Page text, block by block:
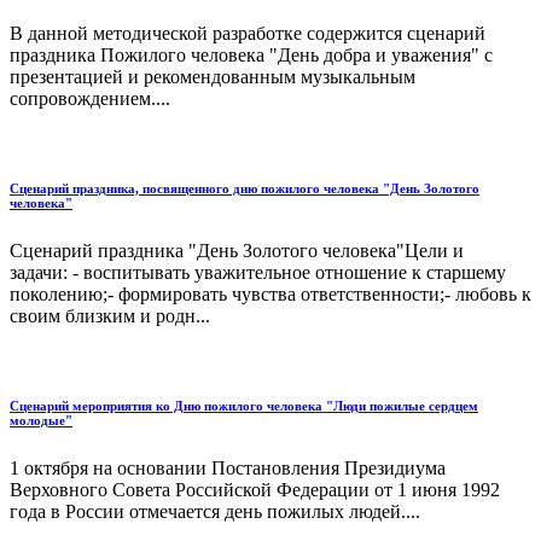
В данной методической разработке содержится сценарий
праздника Пожилого человека "День добра и уважения" с
презентацией и рекомендованным музыкальным
сопровождением....
Сценарий праздника, посвященного дню пожилого человека "День Золотого
человека"
Сценарий праздника "День Золотого человека"Цели и
задачи: - воспитывать уважительное отношение к старшему
поколению;- формировать чувства ответственности;- любовь к
своим близким и родн...
Сценарий мероприятия ко Дню пожилого человека "Люди пожилые сердцем
молодые"
1 октября на основании Постановления Президиума
Верховного Совета Российской Федерации от 1 июня 1992
года в России отмечается день пожилых людей....